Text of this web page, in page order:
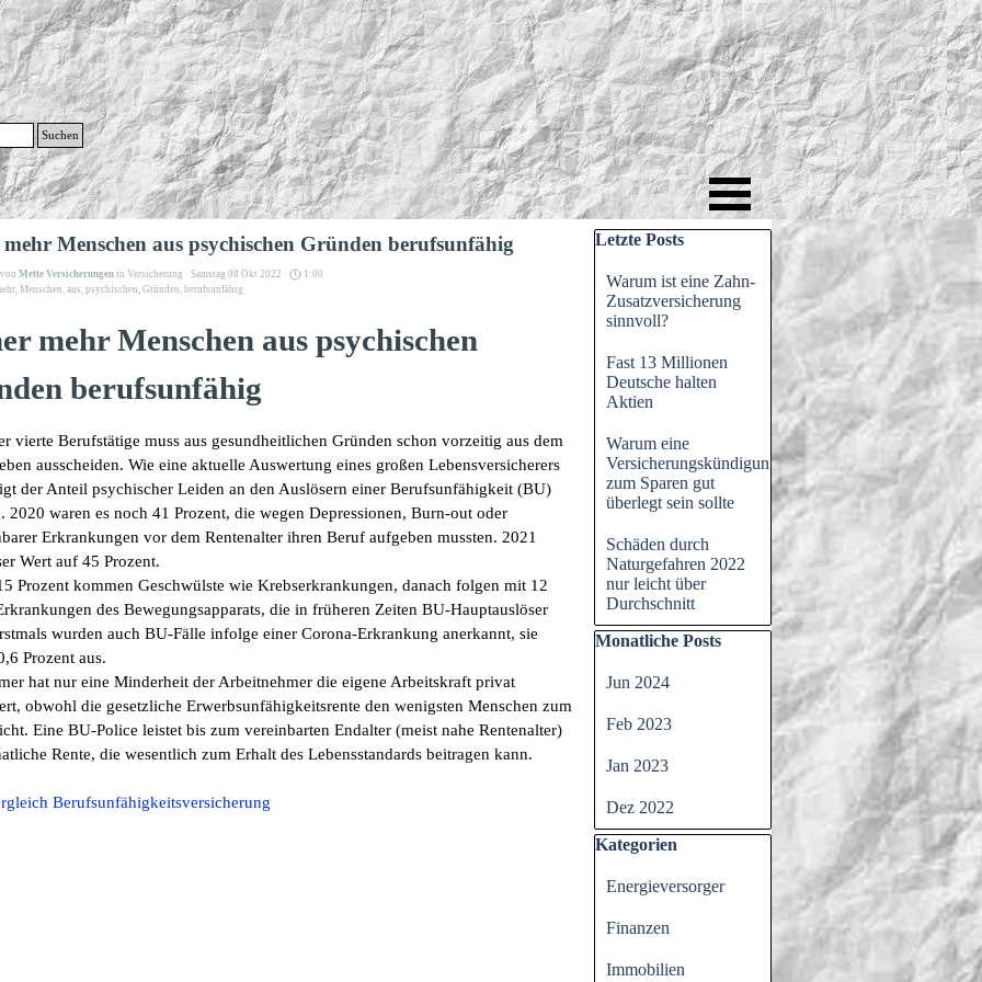
Suchen
Menü überspringen
Menschen aus psychischen Gründen berufsunfähig
Mette Versicherungen in Versicherung · Samstag 08 Okt 2022 ·
1:00
, Menschen, aus, psychischen, Gründen, berufsunfähig
mehr Menschen aus psychischen
berufsunfähig
vierte Berufstätige muss aus gesundheitlichen Gründen schon vorzeitig aus dem
ausscheiden. Wie eine aktuelle Auswertung eines großen Lebensversicherers
der Anteil psychischer Leiden an den Auslösern einer Berufsunfähigkeit (BU)
2020 waren es noch 41 Prozent, die wegen Depressionen, Burn-out oder
Erkrankungen vor dem Rentenalter ihren Beruf aufgeben mussten. 2021
Wert auf 45 Prozent.
Prozent kommen Geschwülste wie Krebserkrankungen, danach folgen mit 12
des Bewegungsapparats, die in früheren Zeiten BU-Hauptauslöser
wurden auch BU-Fälle infolge einer Corona-Erkrankung anerkannt, sie
Prozent aus.
hat nur eine Minderheit der Arbeitnehmer die eigene Arbeitskraft privat
obwohl die gesetzliche Erwerbsunfähigkeitsrente den wenigsten Menschen zum
Eine BU-Police leistet bis zum vereinbarten Endalter (meist nahe Rentenalter)
Rente, die wesentlich zum Erhalt des Lebensstandards beitragen kann.
Berufsunfähigkeitsversicherung
Block überspringen Letzte Posts
Letzte Posts
Warum ist eine Zahn-
Zusatzversicherung
sinnvoll?
Fast 13 Millionen
Deutsche halten
Aktien
Warum eine
Versicherungskündigung
zum Sparen gut
überlegt sein sollte
Schäden durch
Naturgefahren 2022
nur leicht über
Durchschnitt
Block überspringen Monatliche Posts
Monatliche Posts
Jun 2024
Feb 2023
Jan 2023
Dez 2022
Block überspringen Kategorien
Kategorien
Energieversorger
Finanzen
Immobilien